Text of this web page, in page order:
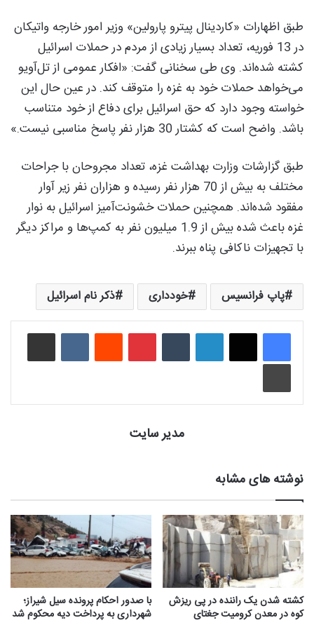
طبق اظهارات «کاردینال پیترو پارولین» وزیر امور خارجه واتیکان
در 13 فوریه، تعداد بسیار زیادی از مردم در حملات اسرائیل
کشته شده‌اند. وی طی سخنانی گفت: «افکار عمومی از تل‌آویو
می‌خواهد حملات خود به غزه را متوقف کند. در عین حال این
خواسته وجود دارد که حق اسرائیل برای دفاع از خود متناسب
باشد. واضح است که کشتار 30 هزار نفر پاسخ مناسبی نیست.»
طبق گزارشات وزارت بهداشت غزه، تعداد مجروحان با جراحات
مختلف به بیش از 70 هزار نفر رسیده و هزاران نفر زیر آوار
مفقود شده‌اند. همچنین حملات خشونت‌آمیز اسرائیل به نوار
غزه باعث شده بیش از 1.9 میلیون نفر به کمپ‌ها و مراکز دیگر
با تجهیزات ناکافی پناه ببرند.
پاپ فرانسیس خودداری ذکر نام اسرائیل
لینکدین ‫تامبلر ‫پین‌ترست‫رددیت ‫VKontakteاشتراک گذاری از طریق ایمیل
چاپ
مدیر سایت
نوشته های مشابه
کشته شدن یک راننده در پی ریزش
کوه در معدن کرومیت جغتای
با صدور احکام پرونده سیل شیراز؛
شهرداری به پرداخت دیه محکوم شد